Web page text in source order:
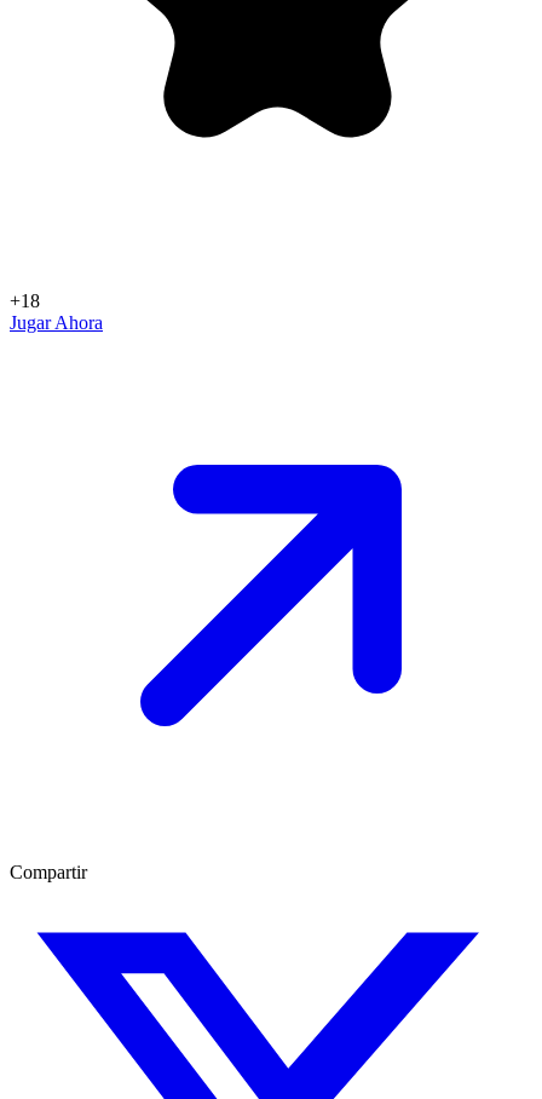
+18
Jugar Ahora
Compartir